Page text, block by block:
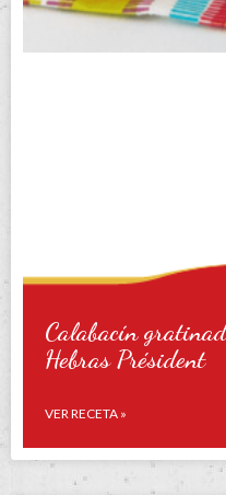
Calabacín
Hebras Président
VER RECETA »